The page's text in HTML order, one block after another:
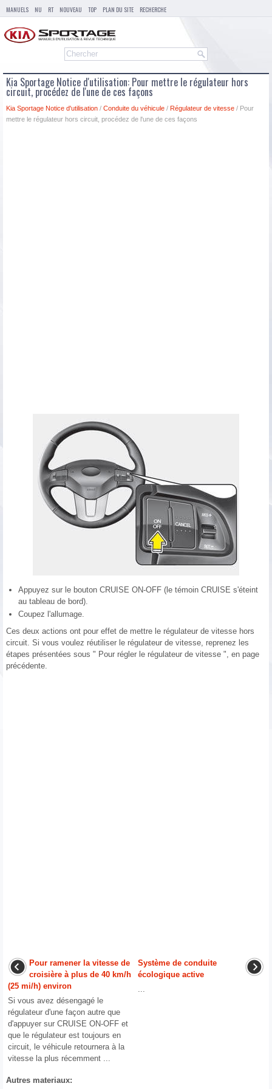
MANUELS NU RT NOUVEAU TOP PLAN DU SITE RECHERCHE
Kia Sportage Notice d'utilisation: Pour mettre le régulateur hors
circuit, procédez de l'une de ces façons
Kia Sportage Notice d'utilisation / Conduite du véhicule / Régulateur de vitesse / Pour
mettre le régulateur hors circuit, procédez de l'une de ces façons
Appuyez sur le bouton CRUISE ON-OFF (le témoin CRUISE s'éteint
au tableau de bord).
Coupez l'allumage.
Ces deux actions ont pour effet de mettre le régulateur de vitesse hors
circuit. Si vous voulez réutiliser le régulateur de vitesse, reprenez les
étapes présentées sous " Pour régler le régulateur de vitesse ", en page
précédente.
Pour ramener la vitesse de
croisière à plus de 40 km/h
(25 mi/h) environ
Si vous avez désengagé le
régulateur d'une façon autre que
d'appuyer sur CRUISE ON-OFF et
que le régulateur est toujours en
circuit, le véhicule retournera à la
vitesse la plus récemment ...
Système de conduite
écologique active
...
Autres materiaux: